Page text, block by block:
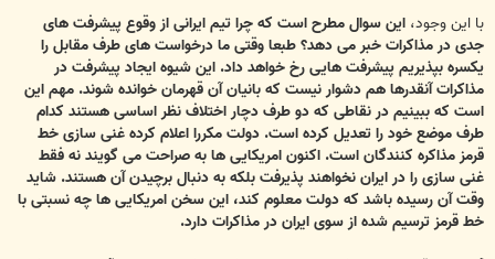
با این وجود، این سوال مطرح است که چرا تیم ایرانی از وقوع پیشرفت های
جدی در مذاکرات خبر می دهد؟ طبعا وقتی ما درخواست های طرف مقابل را
یکسره بپذیریم پیشرفت هایی رخ خواهد داد. این شیوه ایجاد پیشرفت در
مذاکرات آنقدرها هم دشوار نیست که بانیان آن قهرمان خوانده شوند. مهم این
است که ببینیم در نقاطی که دو طرف دچار اختلاف نظر اساسی هستند کدام
طرف موضع خود را تعدیل کرده است. دولت مکررا اعلام کرده غنی سازی خط
قرمز مذاکره کنندگان است. اکنون امریکایی ها به صراحت می گویند نه فقط
غنی سازی را در ایران نخواهند پذیرفت بلکه به دنبال برچیدن آن هستند. شاید
وقت آن رسیده باشد که دولت معلوم کند، این سخن امریکایی ها چه نسبتی با
خط قرمز ترسیم شده از سوی ایران در مذاکرات دارد.